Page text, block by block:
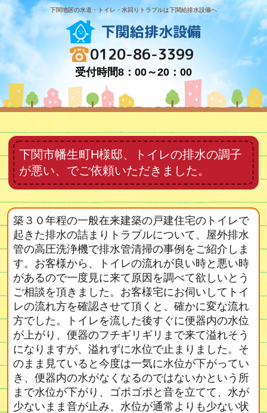
下関地区の水道・トイレ・水回りトラブルは下関給排水設備へ
下関給排水設備
0120-86-3399
受付時間8：00～20：00
下関市幡生町H様邸、トイレの排水の調子
が悪い、でご依頼いただきました。
築３０年程の一般在来建築の戸建住宅のトイレで
起きた排水の詰まりトラブルについて、屋外排水
管の高圧洗浄機で排水管清掃の事例をご紹介しま
す。お客様から、トイレの流れが良い時と悪い時
があるので一度見に来て原因を調べて欲しいとう
ご相談を頂きました。お客様宅にお伺いしてトイ
レの流れ方を確認させて頂くと、確かに変な流れ
方でした。トイレを流した後すぐに便器内の水位
が上がり、便器のフチギリギリまで来て溢れそう
になりますが、溢れずに水位で止まりました。そ
のまま見ていると今度は一気に水位が下がってい
き、便器内の水がなくなるのではないかという所
まで水位が下がり、ゴポゴポと音を立てて、水が
少ないまま音が止み、水位が通常よりも少ない状